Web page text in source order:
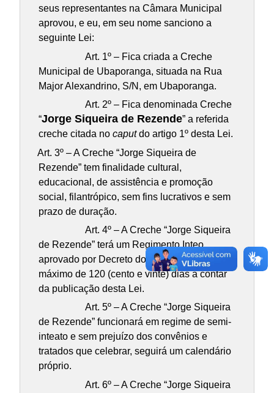
seus representantes na Câmara Municipal
aprovou, e eu, em seu nome sanciono a
seguinte Lei:
Art. 1º – Fica criada a Creche
Municipal de Ubaporanga, situada na Rua
Major Alexandrino, S/N, em Ubaporanga.
Art. 2º – Fica denominada Creche
“Jorge Siqueira de Rezende” a referida
creche citada no caputdo artigo 1º desta Lei.
Art. 3º – A Creche “Jorge Siqueira de
Rezende” tem finalidade cultural,
educacional, de assistência e promoção
social, filantrópico, sem fins lucrativos e sem
prazo de duração.
Art. 4º – A Creche “Jorge Siqueira
de Rezende” terá um Regimento Inteo,
aprovado por Decreto do Executivo, no prazo
máximo de 120 (cento e vinte) dias a contar
da publicação desta Lei.
Art. 5º – A Creche “Jorge Siqueira
de Rezende” funcionará em regime de semi-
inteato e sem prejuízo dos convênios e
tratados que celebrar, seguirá um calendário
próprio.
Art. 6º – A Creche “Jorge Siqueira